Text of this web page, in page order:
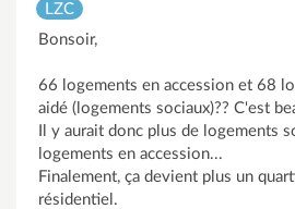
LZC
Bonsoir,
66 logements en accession et 68
aidé (logements sociaux)?? C'est
Il y aurait donc plus de logements
logements en accession...
Finalement, ça devient plus un
résidentiel.